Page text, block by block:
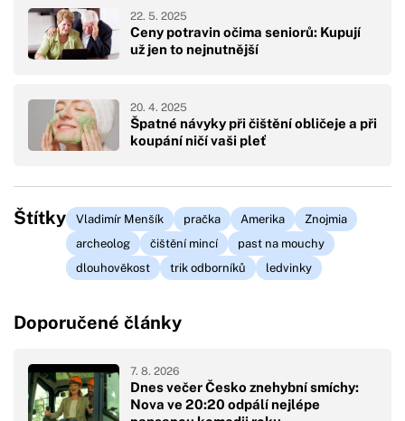
Ceny potravin očima seniorů: Kupují
už jen to nejnutnější
22. 5. 2025
Špatné návyky při čištění obličeje a při
koupání ničí vaši pleť
20. 4. 2025
Štítky Vladimír Menšík pračka Amerika
Znojmia
archeolog
čištění mincí
past na mouchy
dlouhověkost
trik odborníků ledvinky
Doporučené články
Dnes večer Česko znehybní smíchy:
Nova ve 20:20 odpálí nejlépe
7. 8. 2026